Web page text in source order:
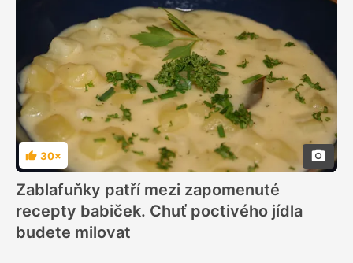
Hodnocení
30×
Zablafuňky patří mezi zapomenuté
recepty babiček. Chuť poctivého jídla
budete milovat